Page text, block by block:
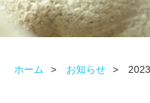
ホーム お知らせ